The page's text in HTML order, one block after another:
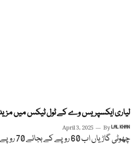
لیاری ایکسپریس وے کے ٹول ٹیکس میں مزید 10 روپے کا
April 3, 2025 ByLAL KHAN
چھوٹی